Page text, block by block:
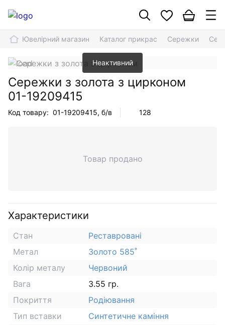
Ювелірний магазин Каталог прикрас Сережки
Неактивний
Сережки з золота з цирконом
01-19209415
Код товару: 01-19209415, б/в 128
Товар продано
Характеристики
Стан
Реставровані
Метал
Золото 585˚
Колір металу
Червоний
Вага
3.55 гр.
Покриття
Родіювання
Тип вставки
Синтетичне каміння